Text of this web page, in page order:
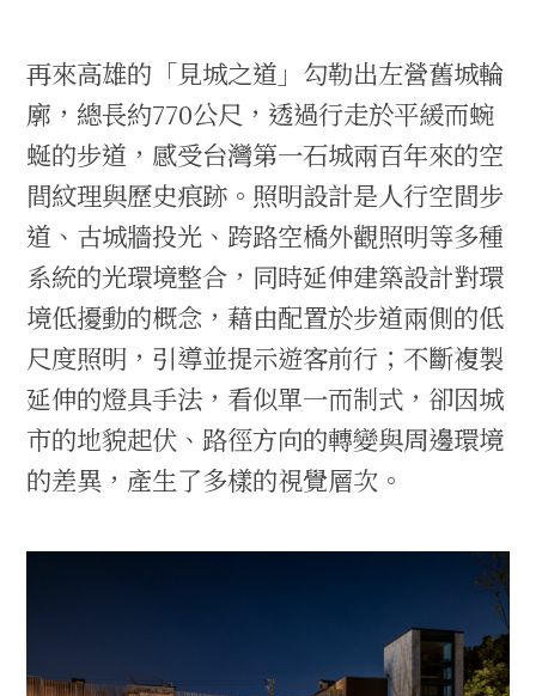
再來高雄的「見城之道」勾勒出左營舊城輪
廓，總長約770公尺，透過行走於平緩而蜿
蜒的步道，感受台灣第一石城兩百年來的空
間紋理與歷史痕跡。照明設計是人行空間步
道、古城牆投光、跨路空橋外觀照明等多種
系統的光環境整合，同時延伸建築設計對環
境低擾動的概念，藉由配置於步道兩側的低
尺度照明，引導並提示遊客前行；不斷複製
延伸的燈具手法，看似單一而制式，卻因城
市的地貌起伏、路徑方向的轉變與周邊環境
的差異，產生了多樣的視覺層次。